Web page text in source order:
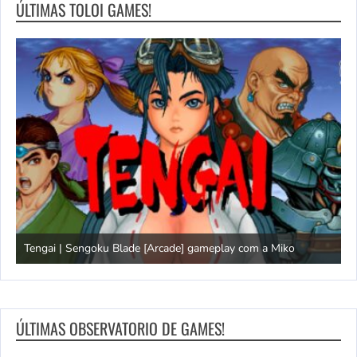
ÚLTIMAS TOLOI GAMES!
Tengai | Sengoku Blade [Arcade] gameplay com a Miko
ÚLTIMAS OBSERVATORIO DE GAMES!